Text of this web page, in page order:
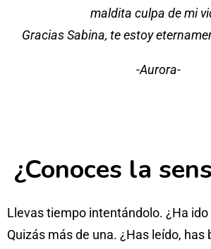
maldita culpa de mi
Gracias Sabina, te estoy
-Aurora-
¿Conoces la
Llevas tiempo intentándolo. ¿Ha
Quizás más de una. ¿Has leído, has